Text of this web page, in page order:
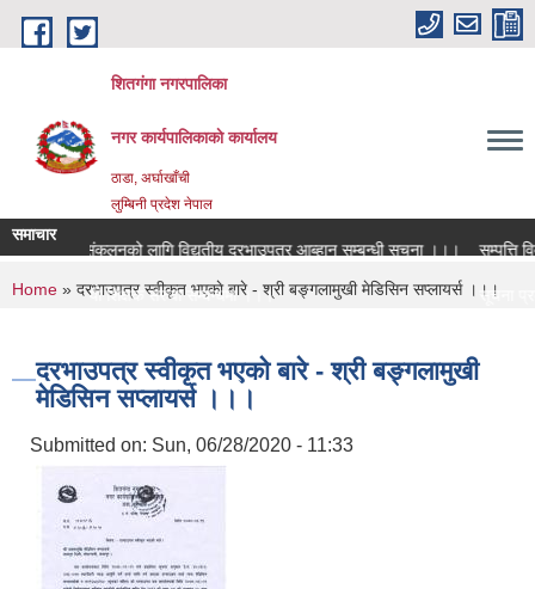
Skip to main content
शितगंगा नगरपालिका
नगर कार्यपालिकाकाे कार्यालय
ठाडा, अर्घाखाँची
लुम्बिनी प्रदेश नेपाल
समाचार
आय संकलनको लागि विद्युतीय दरभाउपत्र आब्हान सम्बन्धी सूचना ।।।
सम्पत्ति
पदमा स्थायी शिक्षक सरुवा सम्बन्धमा ।।। सूचना
You are here
Home » दरभाउपत्र स्वीकृत भएकाे बारे - श्री बङ्गलामुखी मेडिसिन सप्लायर्स ।।।
दरभाउपत्र स्वीकृत भएकाे बारे - श्री बङ्गलामुखी
मेडिसिन सप्लायर्स ।।।
Submitted on: Sun, 06/28/2020 - 11:33